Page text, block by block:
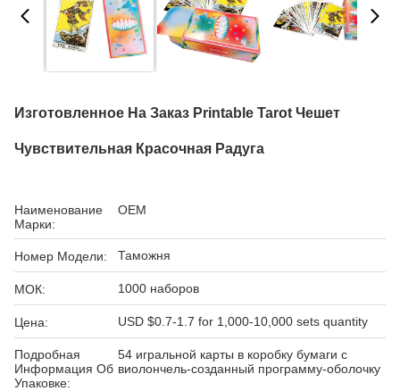
Изготовленное На Заказ Printable Tarot Чешет
Чувствительная Красочная Радуга
Наименование
Марки:
OEM
Номер Модели: Таможня
МОК: 1000 наборов
Цена: USD $0.7-1.7 for 1,000-10,000 sets quantity
Подробная
Информация Об
Упаковке:
54 игральной карты в коробку бумаги с
виолончель-созданный программу-оболочку